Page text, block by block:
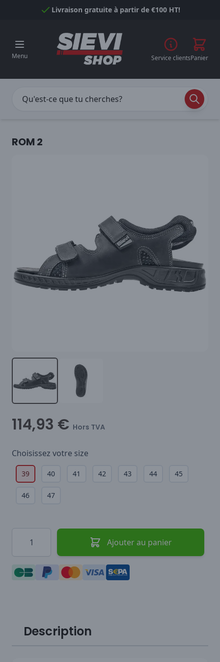
Passer au contenuLivraison gratuite à partir de €100 HT!
Menu Service clientsPanier
ROM 2
114,93 € Hors TVA
Choisissez votre size
39 40 41 42 43 44 45
46 47
Ajouter au panier
Description